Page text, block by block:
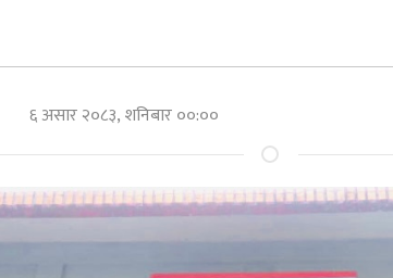
६ असार २०८३, शनिबार ००:००